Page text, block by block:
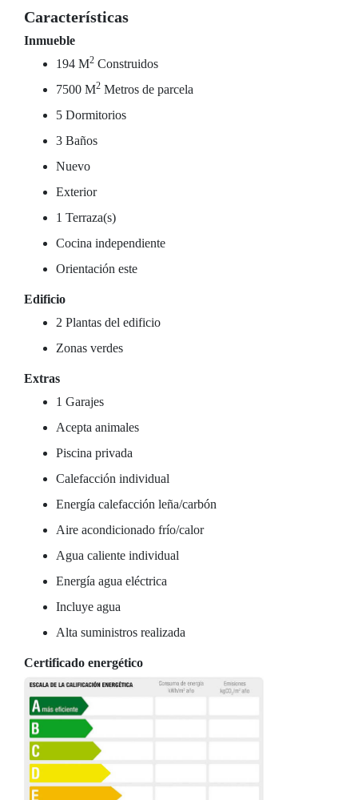
Características
Inmueble
194 M2 Construidos
7500 M2 Metros de parcela
5 Dormitorios
3 Baños
Nuevo
Exterior
1 Terraza(s)
Cocina independiente
Orientación este
Edificio
2 Plantas del edificio
Zonas verdes
Extras
1 Garajes
Acepta animales
Piscina privada
Calefacción individual
Energía calefacción leña/carbón
Aire acondicionado frío/calor
Agua caliente individual
Energía agua eléctrica
Incluye agua
Alta suministros realizada
Certificado energético